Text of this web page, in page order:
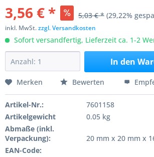
3,56 € * 5,03 € * (29,22%
inkl. MwSt.zzgl. Versandkosten
Sofort versandfertig, Lieferzeit ca. 1-2
In den
Merken Bewerten
Artikel-Nr.:
7601158
Artikelgewicht
0.05 kg
Abmaße (inkl.
Verpackung):
20 mm x 20 mm x
EAN-Code: